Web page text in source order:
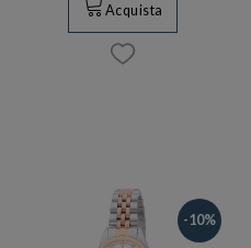
Acquista
-10%